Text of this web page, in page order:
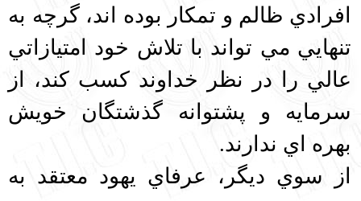
افرادي ظالم و تمكار بوده اند، گرچه به
تنهايي مي‌ تواند با تلاش خود امتيازاتي
عالي را در نظر خداوند كسب كند، از
سرمايه و پشتوانه گذشتگان خويش
بهره اي ندارند.
از سوي ديگر، عرفاي يهود معتقد به